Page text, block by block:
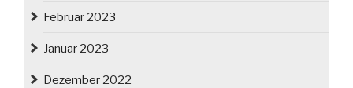
Februar 2023
Januar 2023
Dezember 2022